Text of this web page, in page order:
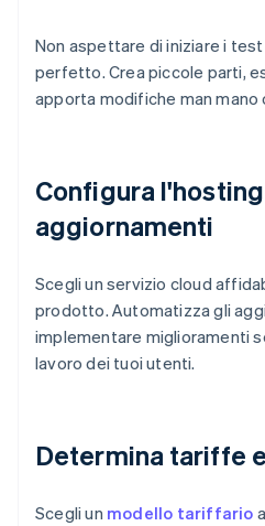
Non aspettare di iniziare i
perfetto. Crea piccole parti,
apporta modifiche man mano
Configura
aggiornamenti
Scegli un servizio cloud
prodotto. Automatizza gli
implementare miglioramenti
lavoro dei tuoi utenti.
Determina tariffe
Scegli un modello tariffario